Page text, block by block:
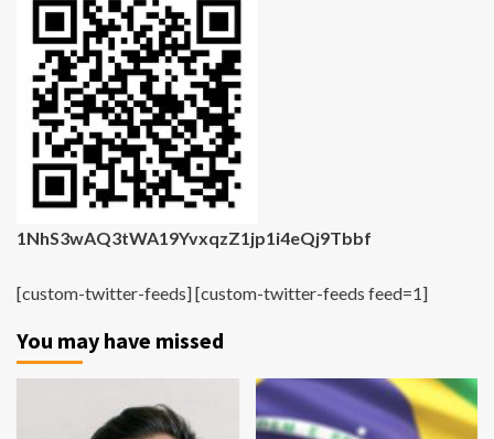
1NhS3wAQ3tWA19YvxqzZ1jp1i4eQj9Tbbf
[custom-twitter-feeds] [custom-twitter-feeds feed=1]
You may have missed